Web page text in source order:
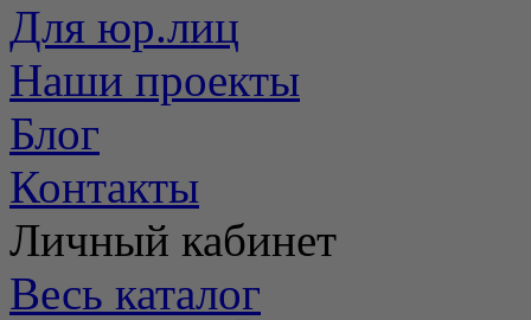
Для юр.лиц
Наши проекты
Блог
Контакты
Личный кабинет
Весь каталог